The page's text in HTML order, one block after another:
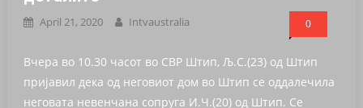
April 21, 2020 Intvaustralia 0
Вчера во 10.30 часот во СВР Штип, Љ.С.(23) од Штип
пријавил дека од неговиот дом во Штип се оддалечила
неговата невенчана сопруга И.Ч.(20) од Штип. Се